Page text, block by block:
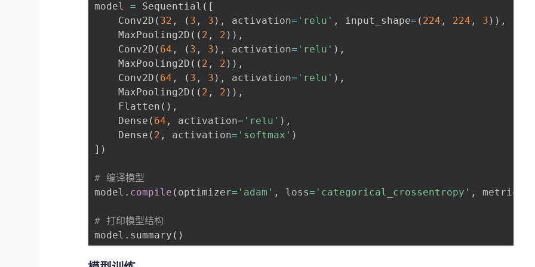
model = Sequential ( [
    Conv2D
( 32 , ( 3 , 3 ) , activation= 'relu' , input_shape= ( 224 , 224 , 3 ) ) ,
    MaxPooling2D
( ( 2 , 2 ) ) ,
    Conv2D
( 64 , ( 3 , 3 ) , activation= 'relu' ) ,
    MaxPooling2D
( ( 2 , 2 ) ) ,
    Conv2D
( 64 , ( 3 , 3 ) , activation= 'relu' ) ,
    MaxPooling2D
( ( 2 , 2 ) ) ,
    Flatten
( ) ,
    Dense
( 64 , activation= 'relu' ) ,
    Dense
( 2 , activation= 'softmax' )
] )
# 编译模型
model . compile ( optimizer= 'adam' , loss= 'categorical_crossentropy' , metrics
# 打印模型结构
model . summary ( )